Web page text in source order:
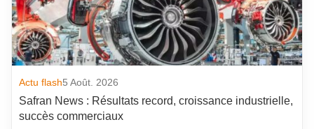
Actu flash5 Août. 2026
Safran News : Résultats record, croissance industrielle,
succès commerciaux